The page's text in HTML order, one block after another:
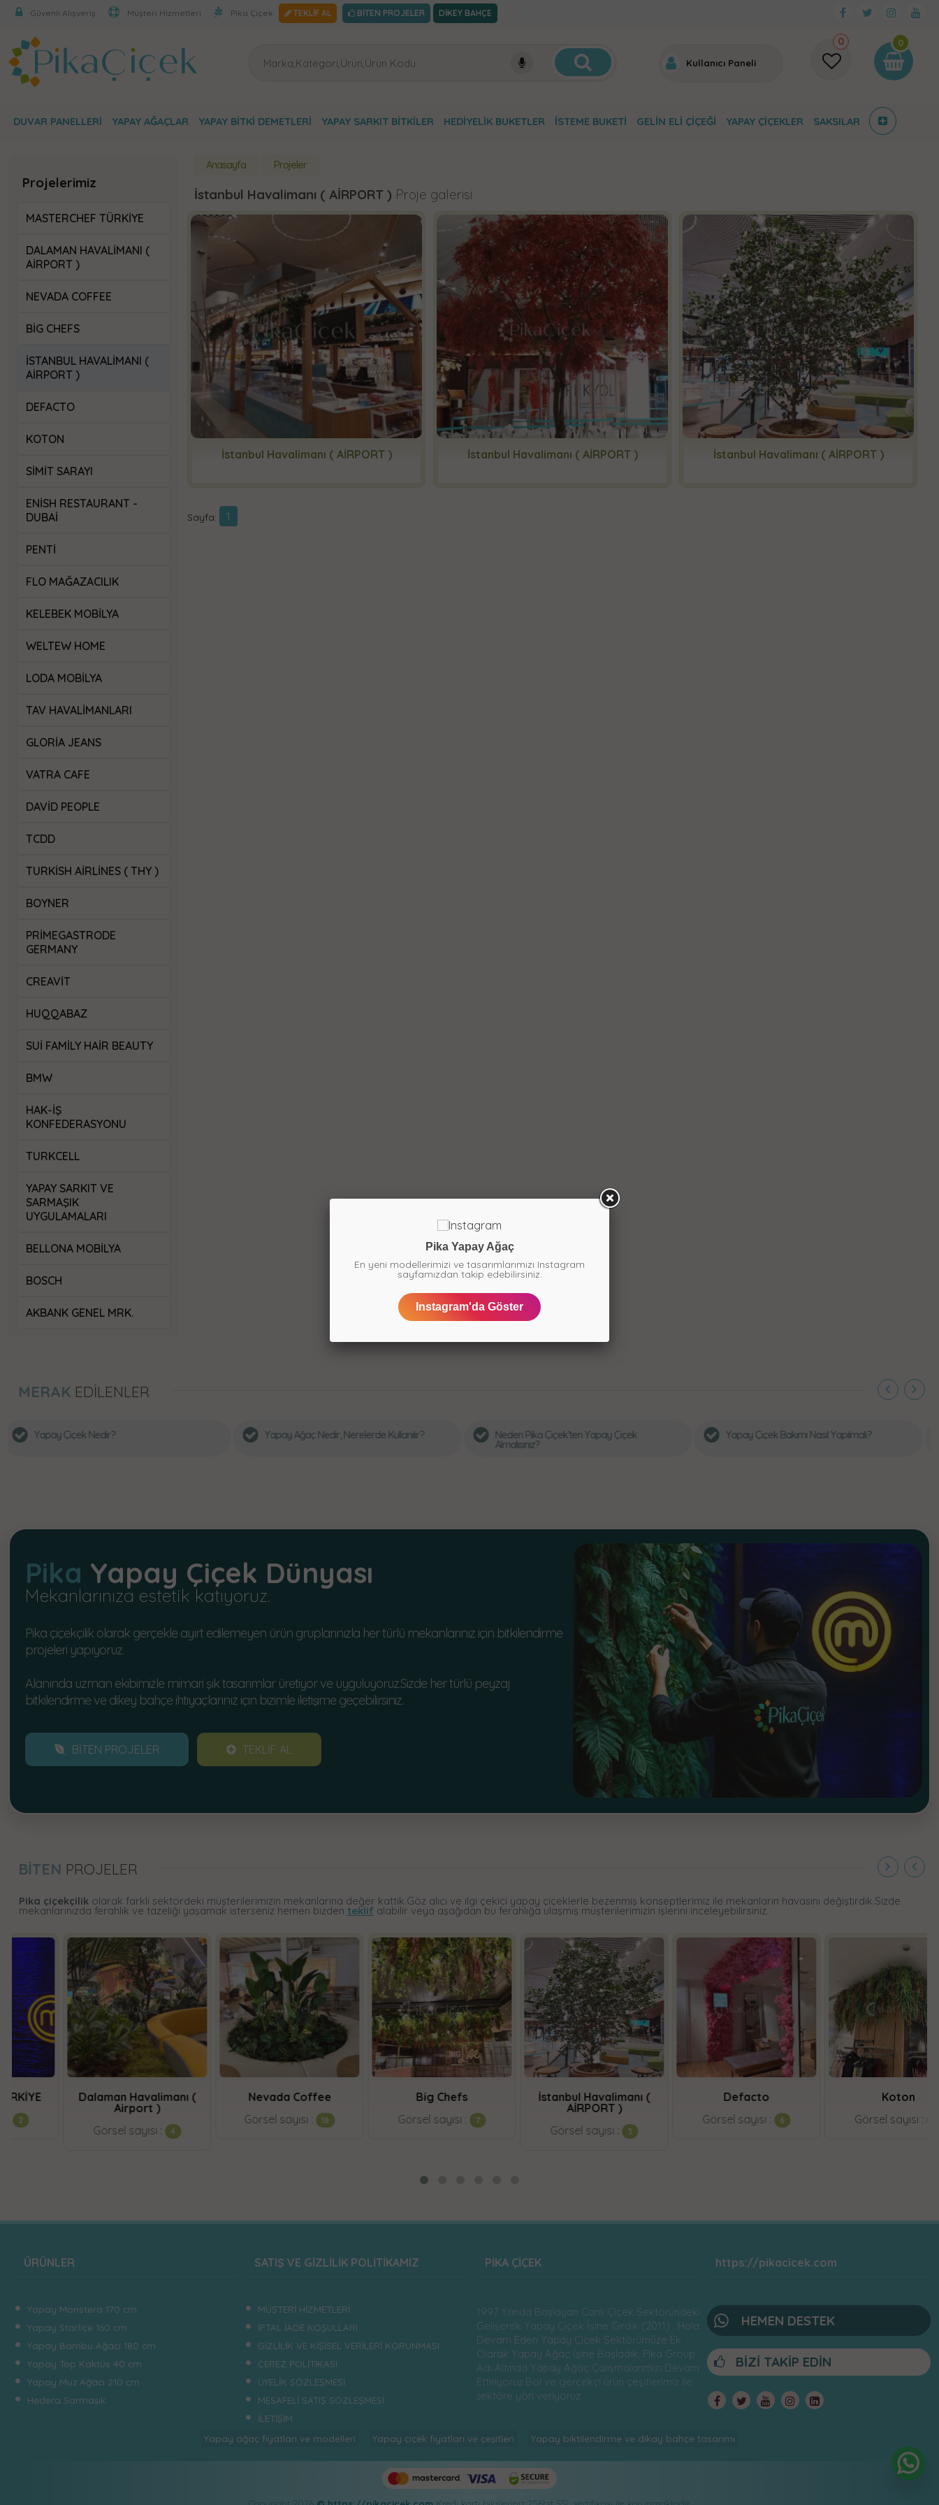
Güvenli Alışveriş Müşteri Hizmetleri Pika Çiçek TEKLİF AL BİTEN PROJELER DİKEY BAHÇE
0
Kullanıcı Paneli
0
DUVAR PANELLERI YAPAY AĞAÇLAR YAPAY BITKI DEMETLERI YAPAY SARKIT BITKILER HEDIYELIK BUKETLER İSTEME BUKETI GELIN ELI ÇIÇEĞI YAPAY ÇIÇEKLER SAKSILAR
Projelerimiz
MASTERCHEF TÜRKİYE
DALAMAN HAVALIMANI (
AIRPORT )
NEVADA COFFEE
BIG CHEFS
İSTANBUL HAVALIMANI (
AİRPORT )
DEFACTO
KOTON
SIMIT SARAYI
ENISH RESTAURANT -
DUBAİ
PENTI
FLO MAĞAZACILIK
KELEBEK MOBILYA
WELTEW HOME
LODA MOBILYA
TAV HAVALIMANLARI
GLORIA JEANS
VATRA CAFE
DAVID PEOPLE
TCDD
TURKISH AIRLINES ( THY )
BOYNER
PRIMEGASTRODE
GERMANY
CREAVİT
HUQQABAZ
SUI FAMILY HAIR BEAUTY
BMW
HAK-İŞ
KONFEDERASYONU
TURKCELL
YAPAY SARKIT VE
SARMAŞIK
UYGULAMALARI
BELLONA MOBILYA
BOSCH
AKBANK GENEL MRK.
Anasayfa Projeler
İstanbul Havalimanı ( AİRPORT ) Proje galerisi
İstanbul Havalimanı ( AİRPORT ) İstanbul Havalimanı ( AİRPORT ) İstanbul Havalimanı ( AİRPORT )
Sayfa: 1
MERAK EDİLENLER
Yapay Ağaç Nedir, Nerelerde Kullanılır? Neden Pika Çiçek’ten Yapay Çiçek
Almalısınız?
Yapay Çiçek Bakımı Nasıl Yapılmalı? Profesyonel Yapay Ağaç Uygulamaları Ile
Kalıcı Estetik Çözümler
Pika Yapay Çiçek Dünyası
Mekanlarınıza estetik katıyoruz.
Pika çiçekçilik olarak gerçekle ayırt edilemeyen ürün gruplarınızla her türlü mekanlarınız için bitkilendirme
projeleri yapıyoruz.
Alanında uzman ekibimizle mimari şık tasarımlar üretiyor ve uyguluyoruz.Sizde her türlü peyzaj
bitkilendirme ve dikey bahçe ihtiyaçlarınız için bizimle iletişime geçebilirsiniz.
BİTEN PROJELER TEKLİF AL
BİTEN PROJELER
Pika çiçekçilik olarak farklı sektördeki müşterilerimizin mekanlarına değer kattık.Göz alıcı ve ilgi çekici yapay çiçeklerle bezenmiş konseptlerimiz ile mekanların havasını değiştirdik.Sizde
mekanlarınızda ferahlık ve tazeliği yaşamak isterseniz hemen bizden teklif alabilir veya aşağıdan bu ferahlığa ulaşmış müşterilerimizin işlerini inceleyebilirsiniz.
Dalaman Havalimanı (
Görsel sayısı :
4
Nevada Coffee
Görsel sayısı :
16
Big Chefs
Görsel sayısı :
7
İstanbul Havalimanı (
AİRPORT )
Görsel sayısı :
3
Görsel sayısı :
6
Görsel sayısı :
ÜRÜNLER
Yapay Monstera 170 cm
Yapay Starliçe 160 cm
Yapay Bambu Ağacı 180 cm
Yapay Top Kaktüs 40 cm
Yapay Muz Ağacı 210 cm
Hedera Sarmaşık
SATIŞ VE GİZLİLİK POLİTİKAMIZ
MÜŞTERİ HİZMETLERİ
İPTAL İADE KOŞULLARI
GİZLİLİK VE KİŞİSEL VERİLERİ KORUNMASI
ÇEREZ POLİTİKASI
ÜYELİK SÖZLEŞMESİ
MESAFELİ SATIŞ SÖZLEŞMESİ
İLETİŞİM
PİKA ÇİÇEK
1997 Yılında Başlayan Canlı Çiçek Sektöründeki
Gelişerek Yapay Çiçek İşine Girdik (2011) . Hala
Devam Eden Yapay Çiçek Sektörümüze Ek
Olarak Yapay Ağaç İşine Başladık. Pika Group
Adı Altında Yapay Ağaç Çalışmalarımızı Devam
Ettiriyoruz.Bol ve gerçekçi ürün çeşitlerimiz ile
sektöre yön veriyoruz.
https://pikacicek.com
HEMEN DESTEK
BİZİ TAKİP EDİN
Yapay ağaç fiyatları ve modelleri Yapay çiçek fiyatları ve çeşitleri Yapay biktilendirme ve dikay bahçe tasarımı
Pika Yapay Ağaç
En yeni modellerimizi ve tasarımlarımızı Instagram
sayfamızdan takip edebilirsiniz.
Instagram'da Göster